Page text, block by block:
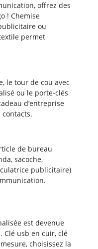
offrez des
! Chemise
ou
permet
le tour de cou avec
ou le porte-clés
d’entreprise
de bureau
sacoche,
publicitaire)
est devenue
Clé usb en cuir, clé
choisissez la